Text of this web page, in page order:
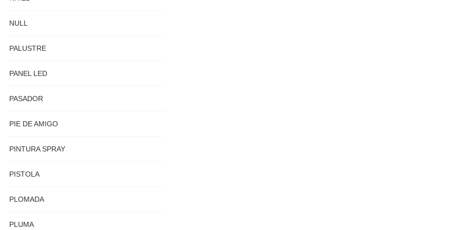
NULL
PALUSTRE
PANEL LED
PASADOR
PIE DE AMIGO
PINTURA SPRAY
PISTOLA
PLOMADA
PLUMA